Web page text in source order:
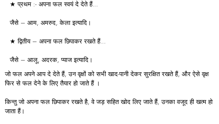
★ प्रथम :- अपना फल स्वयं दे देते हैं…
जैसे – आम, अमरुद, केला इत्यादि।
★ द्वितीय – अपना फल छिपाकर रखते हैं…
जैसे – आलू, अदरक, प्याज इत्यादि।
जो फल अपने आप दे देते हैं, उन वृक्षों को सभी खाद-पानी देकर सुरक्षित रखते हैं, और ऐसे वृक्ष
फिर से फल देने के लिए तैयार हो जाते हैं ।
किन्तु जो अपना फल छिपाकर रखते है, वे जड़ सहित खोद लिए जाते हैं, उनका वजूद ही खत्म हो
जाता हैं।